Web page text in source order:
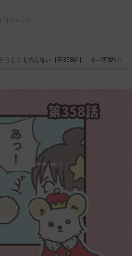
メディア
うしても抗えない【第358話】「キバ可愛い」